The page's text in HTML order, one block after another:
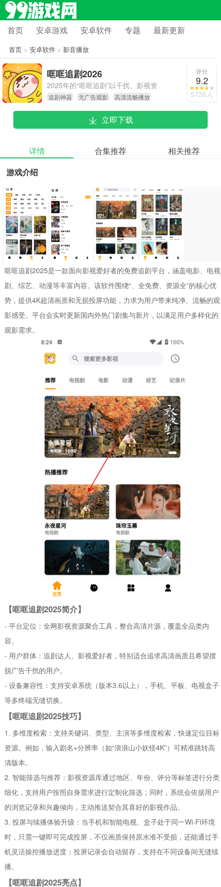
首页 安卓游戏 安卓软件 专题 最新更新
首页> 安卓软件> 影音播放
哐哐追剧2026
2025年的“哐哐追剧”以干扰、影视资
源丰富、播放画质清晰、内容更新及
时等特点，深受影视爱好者青睐，成
为他们追剧时的首选应用。不管是对
需要在不同设备间同步追剧进度的用
喜欢追剧的朋友！
追剧神器 无广告观影 高清流畅播放
评分
9.2
5726人
立即下载
详情 合集推荐
相关推荐
游戏介绍
哐哐追剧2025是一款面向影视爱好者的免费追剧平台，涵盖电影、电视
剧、综艺、动漫等丰富内容。该软件围绕“、全免费、资源全”的核心优
势，提供4K超清画质和无损投屏功能，力求为用户带来纯净、流畅的观
影感受。平台会实时更新国内外热门剧集与新片，以满足用户多样化的
观影需求。
【哐哐追剧2025简介】
- 平台定位：全网影视资源聚合工具，整合高清片源，覆盖全品类内
容。
- 用户群体：追剧达人、影视爱好者，特别适合追求高清画质且希望摆
脱广告干扰的用户。
- 设备兼容性：支持安卓系统（版本3.6以上），手机、平板、电视盒子
等多终端无缝切换。
【哐哐追剧2025技巧】
1. 多维度检索：支持关键词、类型、主演等多维度检索，快速定位目标
资源。例如，输入剧名+分辨率（如“浪浪山小妖怪4K”）可精准跳转高
清版本。
2. 智能筛选与推荐：影视资源库通过地区、年份、评分等标签进行分类
细化，支持用户按照自身需求进行定制化筛选；同时，系统会依据用户
的浏览记录和兴趣倾向，主动推送契合其喜好的影视作品。
3. 投屏与续播体验升级：当手机和智能电视、盒子处于同一Wi-Fi环境
时，只需一键即可完成投屏，不仅画质保持原水准不受损，还能通过手
机灵活操控播放进度；投屏记录会自动留存，支持在不同设备间无缝续
播。
【哐哐追剧2025亮点】